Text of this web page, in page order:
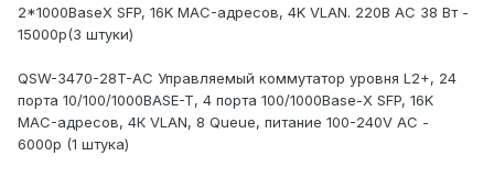
2*1000BaseX SFP, 16K MAC-адресов, 4K VLAN. 220В АС 38 Вт -
15000р(3 штуки)
QSW-3470-28T-AC Управляемый коммутатор уровня L2+, 24
порта 10/100/1000BASE-T, 4 порта 100/1000Base-X SFP, 16K
MAC-адресов, 4К VLAN, 8 Queue, питание 100-240V АС -
6000р (1 штука)